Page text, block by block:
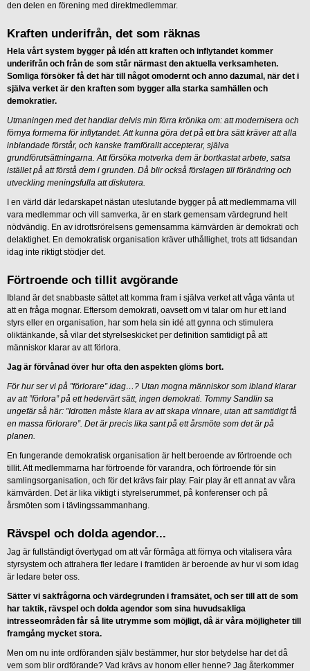
den delen en förening med direktmedlemmar.
Kraften underifrån, det som räknas
Hela vårt system bygger på idén att kraften och inflytandet kommer
underifrån och från de som står närmast den aktuella verksamheten.
Somliga försöker få det här till något omodernt och anno dazumal, när det i
själva verket är den kraften som bygger alla starka samhällen och
demokratier.
Utmaningen med det handlar delvis min förra krönika om: att modernisera och
förnya formerna för inflytandet. Att kunna göra det på ett bra sätt kräver att alla
inblandade förstår, och kanske framförallt accepterar, själva
grundförutsättningarna. Att försöka motverka dem är bortkastat arbete, satsa
istället på att förstå dem i grunden. Då blir också förslagen till förändring och
utveckling meningsfulla att diskutera.
I en värld där ledarskapet nästan uteslutande bygger på att medlemmarna vill
vara medlemmar och vill samverka, är en stark gemensam värdegrund helt
nödvändig. En av idrottsrörelsens gemensamma kärnvärden är demokrati och
delaktighet. En demokratisk organisation kräver uthållighet, trots att tidsandan
idag inte riktigt stödjer det.
Förtroende och tillit avgörande
Ibland är det snabbaste sättet att komma fram i själva verket att våga vänta ut
att en fråga mognar. Eftersom demokrati, oavsett om vi talar om hur ett land
styrs eller en organisation, har som hela sin idé att gynna och stimulera
oliktänkande, så vilar det styrelseskicket per definition samtidigt på att
människor klarar av att förlora.
Jag är förvånad över hur ofta den aspekten glöms bort.
För hur ser vi på ”förlorare” idag…? Utan mogna människor som ibland klarar
av att ”förlora” på ett hedervärt sätt, ingen demokrati. Tommy Sandlin sa
ungefär så här: ”Idrotten måste klara av att skapa vinnare, utan att samtidigt få
en massa förlorare”. Det är precis lika sant på ett årsmöte som det är på
planen.
En fungerande demokratisk organisation är helt beroende av förtroende och
tillit. Att medlemmarna har förtroende för varandra, och förtroende för sin
samlingsorganisation, och för det krävs fair play. Fair play är ett annat av våra
kärnvärden. Det är lika viktigt i styrelserummet, på konferenser och på
årsmöten som i tävlingssammanhang.
Rävspel och dolda agendor...
Jag är fullständigt övertygad om att vår förmåga att förnya och vitalisera våra
styrsystem och attrahera fler ledare i framtiden är beroende av hur vi som idag
är ledare beter oss.
Sätter vi sakfrågorna och värdegrunden i framsätet, och ser till att de som
har taktik, rävspel och dolda agendor som sina huvudsakliga
intresseområden får så lite utrymme som möjligt, då är våra möjligheter till
framgång mycket stora.
Men om nu inte ordföranden själv bestämmer, hur stor betydelse har det då
vem som blir ordförande? Vad krävs av honom eller henne? Jag återkommer